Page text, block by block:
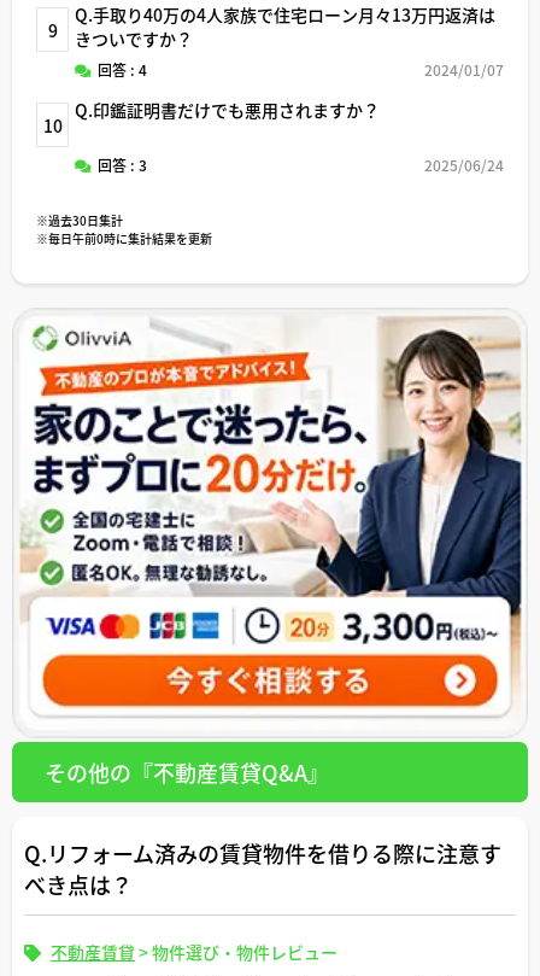
9
Q.手取り40万の4人家族で住宅ローン月々13万円返済は
きついですか？
回答 : 4 2024/01/07
10
Q.印鑑証明書だけでも悪用されますか？
回答 : 3 2025/06/24
※過去30日集計
※毎日午前0時に集計結果を更新
その他の『不動産賃貸Q&A』
Q.リフォーム済みの賃貸物件を借りる際に注意す
べき点は？
不動産賃貸 >物件選び・物件レビュー